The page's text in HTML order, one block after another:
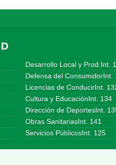
Desarrollo Local y Prod.Int.
Defensa del ConsumidorInt.
Licencias de ConducirInt.
Cultura y EducaciónInt. 134
Dirección de DeportesInt.
Obras SanitariasInt. 141
Servicios PúblicosInt. 125